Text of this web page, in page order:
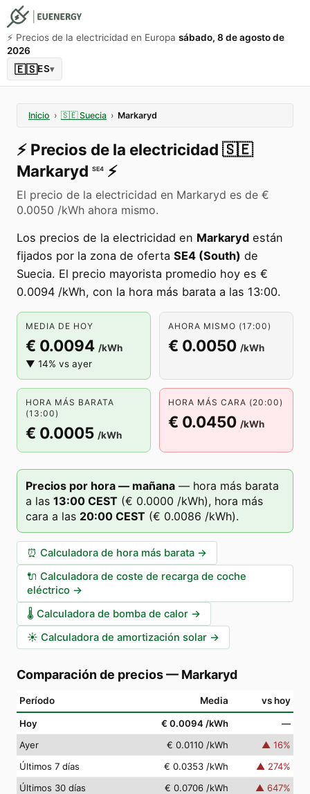
⚡️ Precios de la electricidad en Europa sábado, 8 de agosto de
2026
🇪🇸ES▾
Inicio › 🇸🇪 Suecia › Markaryd
⚡️ Precios de la electricidad 🇸🇪
Markaryd SE4 ⚡️
El precio de la electricidad en Markaryd es de €
0.0050 /kWh ahora mismo.
Los precios de la electricidad en Markaryd están
fijados por la zona de oferta SE4 (South) de
Suecia. El precio mayorista promedio hoy es €
0.0094 /kWh, con la hora más barata a las 13:00.
MEDIA DE HOY
€ 0.0094 /kWh
▼ 14% vs ayer
AHORA MISMO (17:00)
€ 0.0050 /kWh
HORA MÁS BARATA
(13:00)
€ 0.0005 /kWh
HORA MÁS CARA (20:00)
€ 0.0450 /kWh
Precios por hora — mañana — hora más barata
a las 13:00 CEST (€ 0.0000 /kWh), hora más
cara a las 20:00 CEST (€ 0.0086 /kWh).
⏰ Calculadora de hora más barata →
🔌 Calculadora de coste de recarga de coche
eléctrico →
🌡️ Calculadora de bomba de calor →
☀️ Calculadora de amortización solar →
Comparación de precios— Markaryd
Período Media vs hoy
Hoy € 0.0094 /kWh
—
Ayer
€ 0.0110 /kWh ▲ 16%
Últimos 7 días
€ 0.0353 /kWh ▲ 274%
Últimos 30 días
€ 0.0706 /kWh ▲ 647%